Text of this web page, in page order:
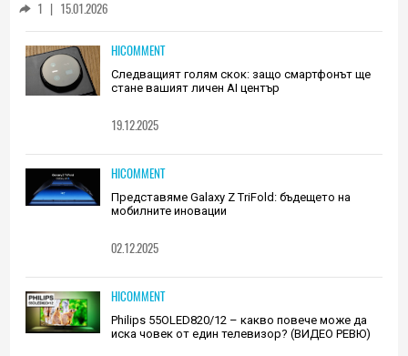
1 | 15.01.2026
HICOMMENT
Следващият голям скок: защо смартфонът ще
стане вашият личен AI център
19.12.2025
HICOMMENT
Представяме Galaxy Z TriFold: бъдещето на
мобилните иновации
02.12.2025
HICOMMENT
Philips 55OLED820/12 – какво повече може да
иска човек от един телевизор? (ВИДЕО РЕВЮ)